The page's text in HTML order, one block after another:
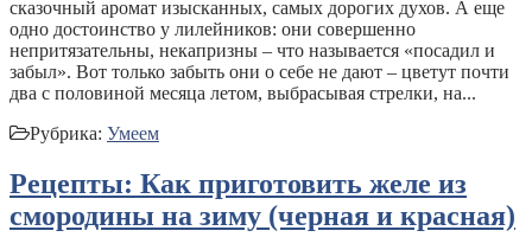
сказочный аромат изысканных, самых дорогих духов. А еще
одно достоинство у лилейников: они совершенно
непритязательны, некапризны – что называется «посадил и
забыл». Вот только забыть они о себе не дают – цветут почти
два с половиной месяца летом, выбрасывая стрелки, на...
Рубрика: Умеем
Рецепты: Как приготовить желе из
смородины на зиму (черная и красная)